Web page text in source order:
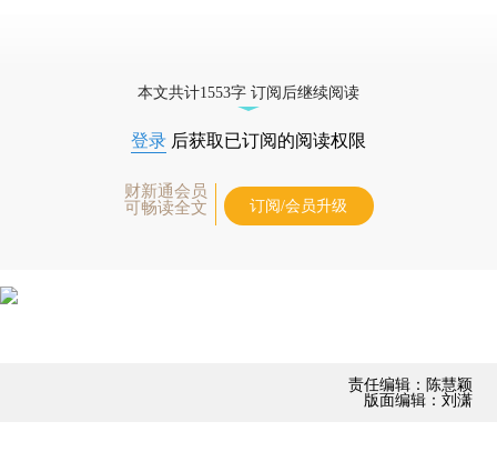
本文共计1553字 订阅后继续阅读
登录 后获取已订阅的阅读权限
财新通会员
可畅读全文
订阅/会员升级
责任编辑：陈慧颖
版面编辑：刘潇